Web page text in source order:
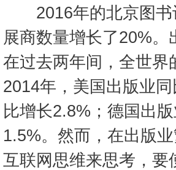
2016年的北京图书
展商数量增长了20%
在过去两年间，全世界
2014年，美国出版业
比增长2.8%；德国出
1.5%。然而，在出版
互联网思维来思考，要